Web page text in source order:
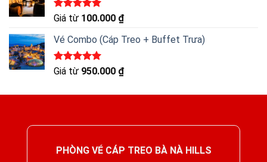
Được xếp
5 sao
Giá từ 100.000 ₫
Vé Combo (Cáp Treo + Buffet Trưa)
Được xếp
Giá từ 950.000 ₫
PHÒNG VÉ CÁP TREO BÀ NÀ HILLS